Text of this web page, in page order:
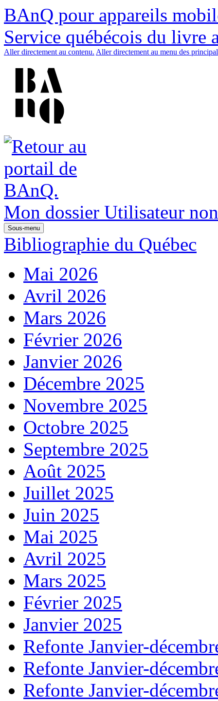
BAnQ pour appareils
Service québécois du livre
Aller directement au contenu. Aller directement au menu des
Mon dossier Utilisateur
Sous-menu
Bibliographie du Québec
Mai 2026
Avril 2026
Mars 2026
Février 2026
Janvier 2026
Décembre 2025
Novembre 2025
Octobre 2025
Septembre 2025
Août 2025
Juillet 2025
Juin 2025
Mai 2025
Avril 2025
Mars 2025
Février 2025
Janvier 2025
Refonte Janvier-
Refonte Janvier-
Refonte Janvier-